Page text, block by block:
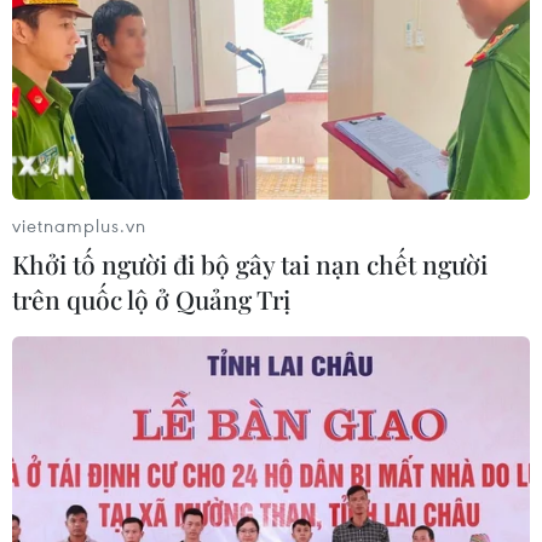
nền tảng cho thị trường chứng
khoán
05/08/2026 08:44
Công nghệ AI từ OPES gây ấn tượng
tại Vietnam Insurance Summit 2026
05/08/2026 08:10
Từ thương cảng Sài Gòn đến trung
tâm tài chính quốc tế nhìn từ
Vietcombank Tower
05/08/2026 08:09
Gia Lai chấp thuận hai dự án chăn
vietnamplus.vn
Khởi tố người đi bộ gây tai nạn chết người
trên quốc lộ ở Quảng Trị